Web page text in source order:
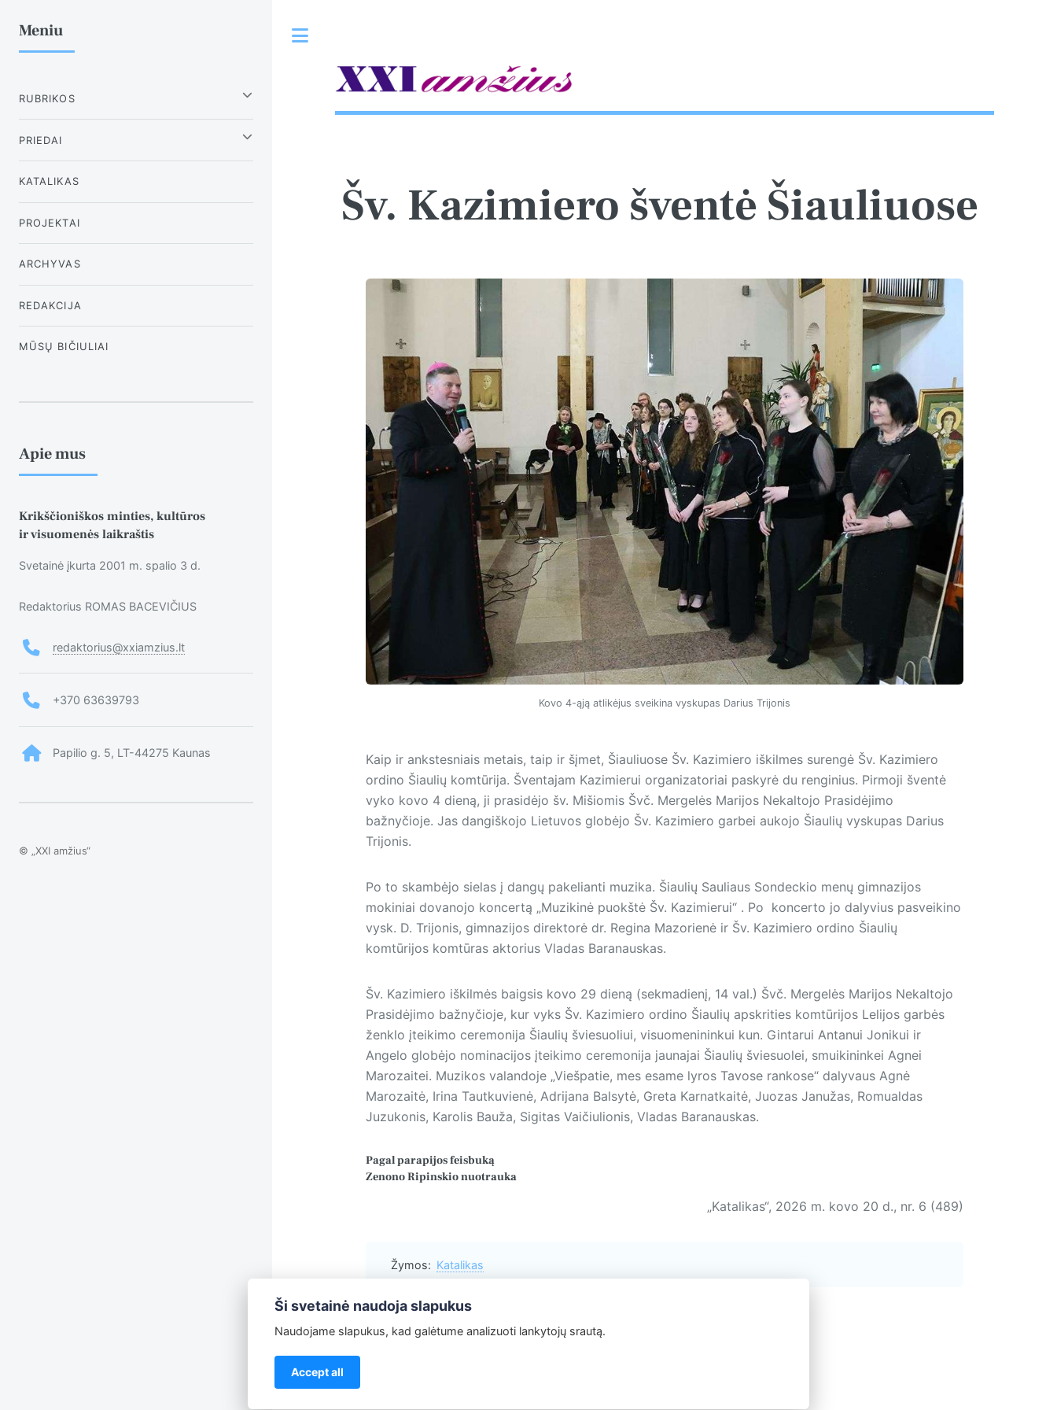
Šv. Kazimiero šventė Šiauliuose
Kovo 4-ąją atlikėjus sveikina vyskupas Darius Trijonis
Kaip ir ankstesniais metais, taip ir šįmet, Šiauliuose Šv. Kazimiero iškilmes surengė Šv. Kazimiero
ordino Šiaulių komtūrija. Šventajam Kazimierui organizatoriai paskyrė du renginius. Pirmoji šventė
vyko kovo 4 dieną, ji prasidėjo šv. Mišiomis Švč. Mergelės Marijos Nekaltojo Prasidėjimo
bažnyčioje. Jas dangiškojo Lietuvos globėjo Šv. Kazimiero garbei aukojo Šiaulių vyskupas Darius
Trijonis.
Po to skambėjo sielas į dangų pakelianti muzika. Šiaulių Sauliaus Sondeckio menų gimnazijos
mokiniai dovanojo koncertą „Muzikinė puokštė Šv. Kazimierui“ . Po koncerto jo dalyvius pasveikino
vysk. D. Trijonis, gimnazijos direktorė dr. Regina Mazorienė ir Šv. Kazimiero ordino Šiaulių
komtūrijos komtūras aktorius Vladas Baranauskas.
Šv. Kazimiero iškilmės baigsis kovo 29 dieną (sekmadienį, 14 val.) Švč. Mergelės Marijos Nekaltojo
Prasidėjimo bažnyčioje, kur vyks Šv. Kazimiero ordino Šiaulių apskrities komtūrijos Lelijos garbės
ženklo įteikimo ceremonija Šiaulių šviesuoliui, visuomenininkui kun. Gintarui Antanui Jonikui ir
Angelo globėjo nominacijos įteikimo ceremonija jaunajai Šiaulių šviesuolei, smuikininkei Agnei
Marozaitei. Mu­zikos valandoje „Viešpatie, mes esame lyros Tavose rankose“ dalyvaus Agnė
Marozaitė, Irina Tautkuvienė, Adrijana Balsytė, Greta Karnatkaitė, Juozas Janužas, Romualdas
Juzukonis, Karolis Bauža, Sigitas Vaičiulionis, Vladas Baranauskas.
Pagal parapijosfeisbuką
Zenono Ripinskio nuotrauka
„Katalikas“, 2026 m. kovo 20 d., nr. 6 (489)
Žymos: Katalikas
Meniu
RUBRIKOS
PRIEDAI
KATALIKAS
PROJEKTAI
ARCHYVAS
REDAKCIJA
MŪSŲ BIČIULIAI
Apie mus
Krikščioniškos minties, kultūros
ir visuomenės laikraštis
Svetainė įkurta 2001 m. spalio 3 d.
Redaktorius ROMAS BACEVIČIUS
redaktorius@xxiamzius.lt
+370 63639793
Papilio g. 5, LT-44275 Kaunas
© „XXI amžius“
Ši svetainė naudoja slapukus
Naudojame slapukus, kad galėtume analizuoti lankytojų srautą.
Accept all